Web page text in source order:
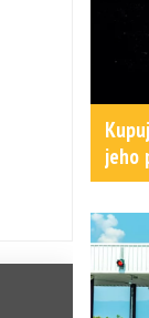
jeho